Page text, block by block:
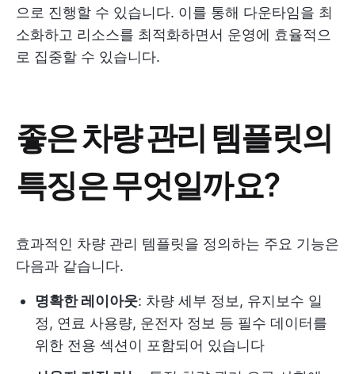
으로 진행할 수 있습니다. 이를 통해 다운타임을 최
소화하고 리소스를 최적화하면서 운영에 효율적으
로 집중할 수 있습니다.
좋은 차량 관리 템플릿의
특징은 무엇일까요?
효과적인 차량 관리 템플릿을 정의하는 주요 기능은
다음과 같습니다.
명확한 레이아웃: 차량 세부 정보, 유지보수 일
정, 연료 사용량, 운전자 정보 등 필수 데이터를
위한 전용 섹션이 포함되어 있습니다